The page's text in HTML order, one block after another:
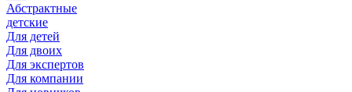
Абстрактные
детские
Для детей
Для двоих
Для экспертов
Для компании